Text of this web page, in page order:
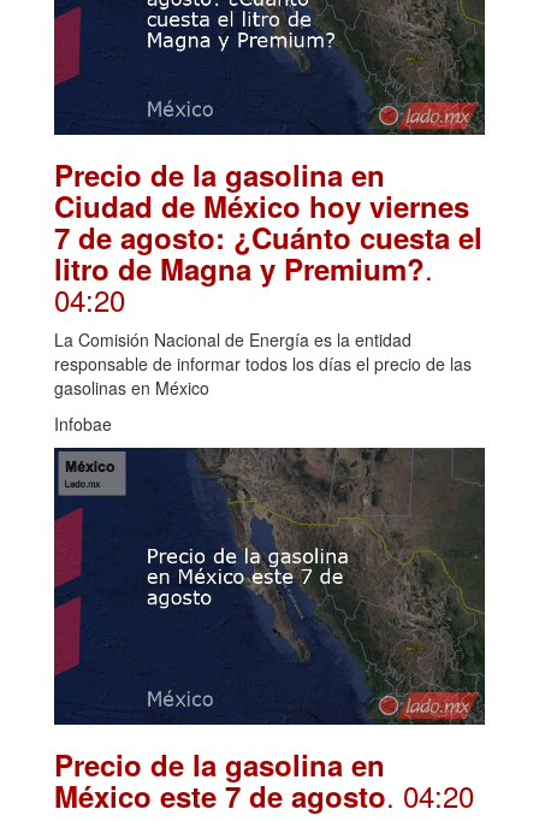
Precio de la gasolina en
Ciudad de México hoy viernes
7 de agosto: ¿Cuánto cuesta el
litro de Magna y Premium?.
04:20
La Comisión Nacional de Energía es la entidad
responsable de informar todos los días el precio de las
gasolinas en México
Infobae
Precio de la gasolina en
México este 7 de agosto. 04:20